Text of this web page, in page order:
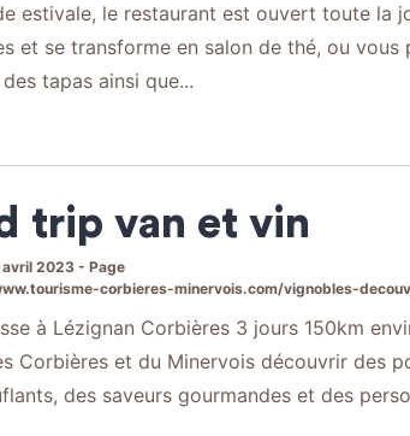
estivale, le restaurant est ouvert toute la
et se transforme en salon de thé, ou vous
tapas ainsi que...
trip van et vin
avril 2023 - Page
corbieres-minervois.com/vignobles-decouvertes/les-idees-balades-
à Lézignan Corbières 3 jours 150km
Corbières et du Minervois découvrir des
des saveurs gourmandes et des